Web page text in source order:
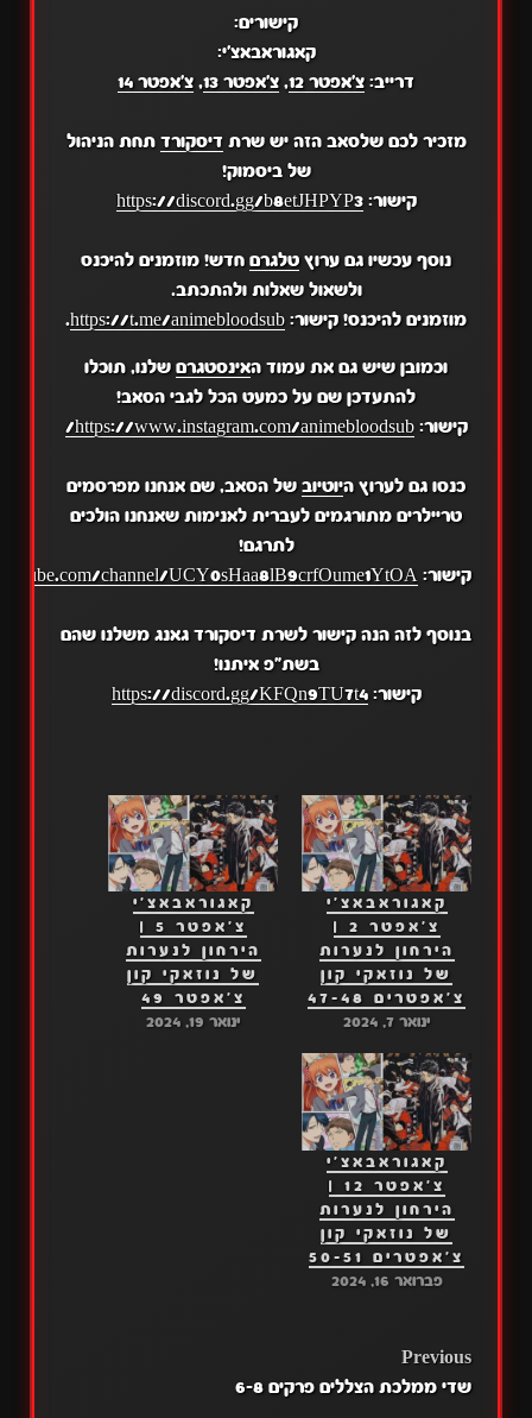
קישורים:
קאגוראבאצ'י:
דרייב:צ'אפטר 12 ,צ'אפטר 13 ,צ'אפטר 14
מזכיר לכם שלסאב הזה יש שרת דיסקורד תחת הניהול
של ביסמוק!
קישור:https://discord.gg/b8etJHPYP3
נוסף עכשיו גם ערוץטלגרםחדש! מוזמנים להיכנס
ולשאול שאלות ולהתכתב.
מוזמנים להיכנס! קישור: https://t.me/animebloodsub
.
וכמובן שיש גם את עמוד האינסטגרםשלנו, תוכלו
להתעדכן שם על כמעט הכל לגבי הסאב!
קישור:https://www.instagram.com/animebloodsub/
כנסו גם לערוץ היוטיובשל הסאב, שם אנחנו מפרסמים
טריילרים מתורגמים לעברית לאנימות שאנחנו הולכים
לתרגם!
קישור: channel/UCY0sHaa8lB9crfOume1YtOA
בנוסף לזה הנה קישור לשרת דיסקורד גאנג משלנו שהם
בשת"פ איתנו!
קישור:https://discord.gg/KFQn9TU7t4
קאגוראבאצ'י
צ'אפטר 2 |
הירחון לנערות
של נוזאקי קון
צ'אפטרים 47-48
ינואר 7, 2024
קאגוראבאצ'י
צ'אפטר 5 |
הירחון לנערות
של נוזאקי קון
צ'אפטר 49
ינואר 19, 2024
קאגוראבאצ'י
צ'אפטר 12 |
הירחון לנערות
של נוזאקי קון
צ'אפטרים 50-51
פברואר 16, 2024
POST
Previous
שדי ממלכת הצללים פרקים 6-8